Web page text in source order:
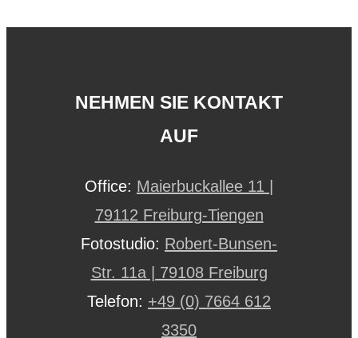
NEHMEN SIE KONTAKT
AUF
Office: Maierbuckallee 11 |
79112 Freiburg-Tiengen
Fotostudio: Robert-Bunsen-
Str. 11a | 79108 Freiburg
Telefon: +49 (0) 7664 612
3350